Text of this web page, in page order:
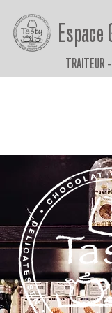
Espace
TRAITEUR